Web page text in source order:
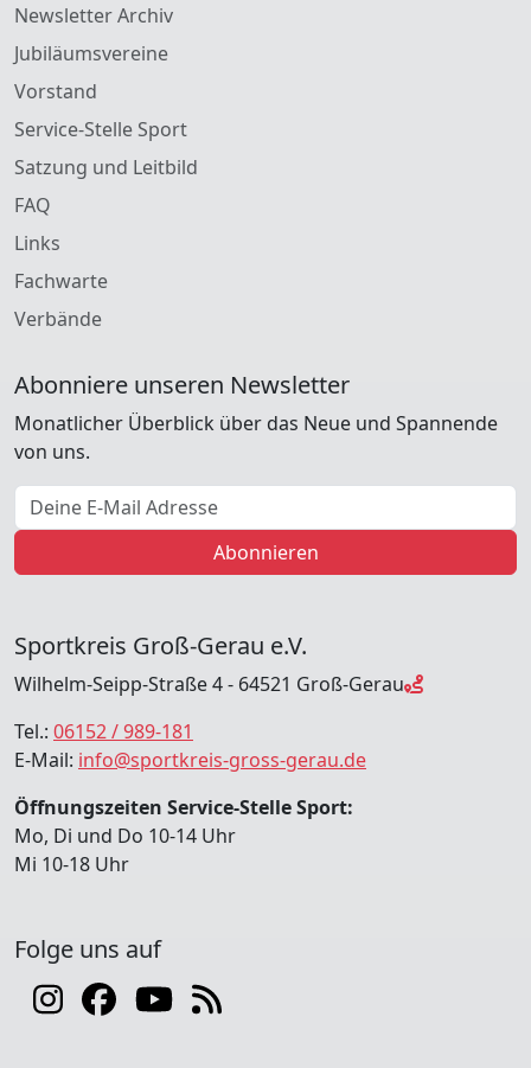
Newsletter Archiv
Jubiläumsvereine
Vorstand
Service-Stelle Sport
Satzung und Leitbild
FAQ
Links
Fachwarte
Verbände
Abonniere unseren Newsletter
Monatlicher Überblick über das Neue und Spannende
von uns.
E-Mail Adresse
Abonnieren
Sportkreis Groß-Gerau e.V.
Wilhelm-Seipp-Straße 4 - 64521 Groß-Gerau
Tel.: 06152 / 989-181
E-Mail: info@sportkreis-gross-gerau.de
Öffnungszeiten Service-Stelle Sport:
Mo, Di und Do 10-14 Uhr
Mi 10-18 Uhr
Folge uns auf